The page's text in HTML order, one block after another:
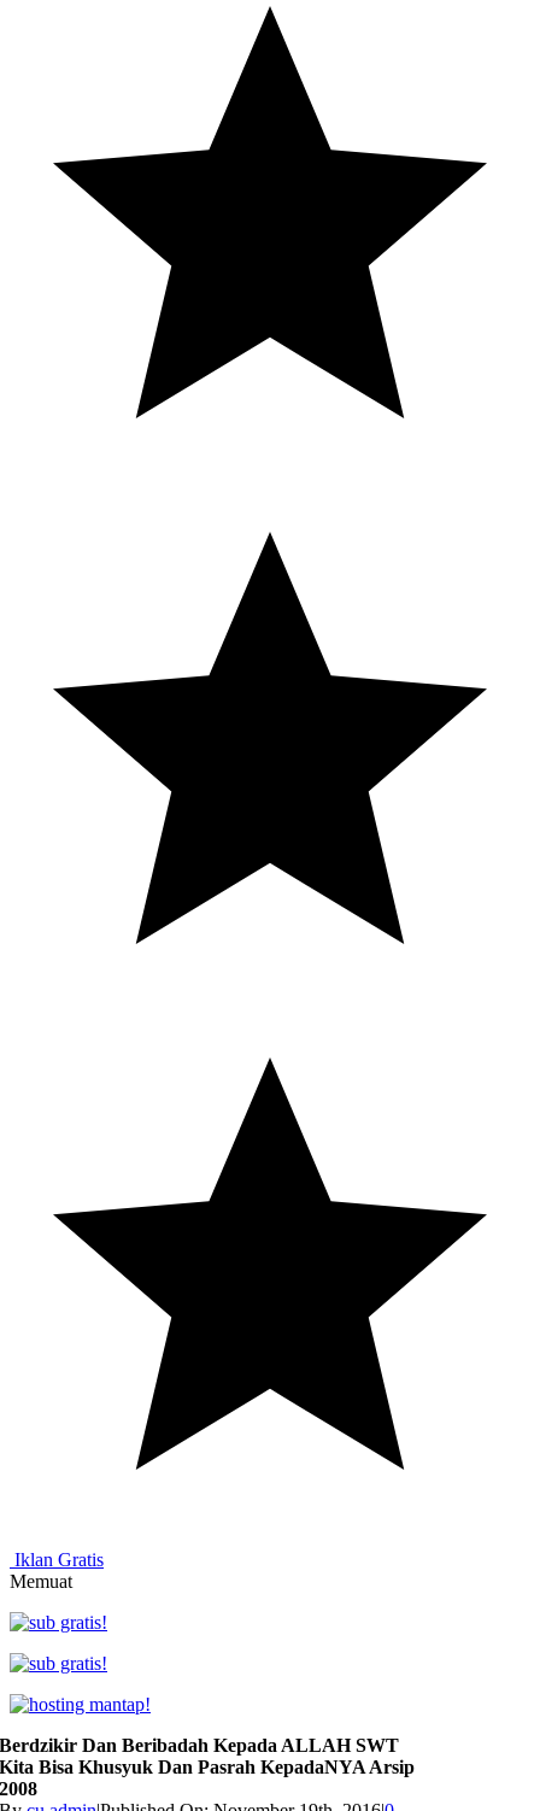
Iklan Gratis
Memuat
Berdzikir Dan Beribadah Kepada ALLAH SWT
Kita Bisa Khusyuk Dan Pasrah KepadaNYA Arsip
2008